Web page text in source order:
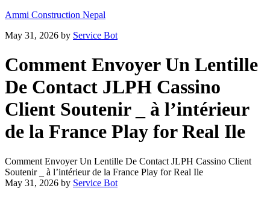
Ammi Construction Nepal
May 31, 2026 by Service Bot
Comment Envoyer Un Lentille
De Contact JLPH Cassino
Client Soutenir _ à l’intérieur
de la France Play for Real Ile
Comment Envoyer Un Lentille De Contact JLPH Cassino Client
Soutenir _ à l’intérieur de la France Play for Real Ile
May 31, 2026 by Service Bot